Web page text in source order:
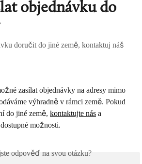
objednávku do
doručit do jiné země, kontaktuj náš
zasílat objednávky na adresy mimo
výhradně v rámci země. Pokud
do jiné země, kontaktujte nás a
možnosti.
odpověď na svou otázku?